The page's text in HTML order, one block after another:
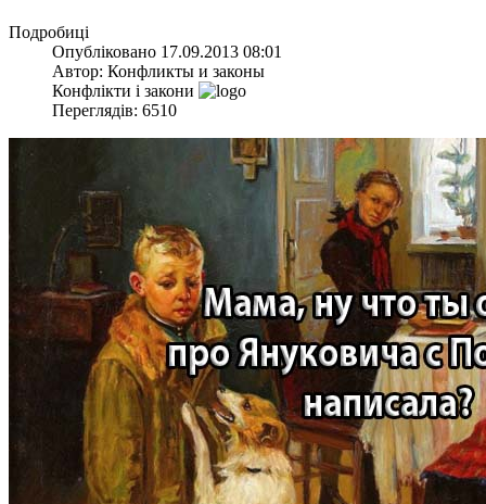
Подробиці
Опубліковано 17.09.2013 08:01
Автор: Конфликты и законы
Конфлікти і закони
Переглядів: 6510